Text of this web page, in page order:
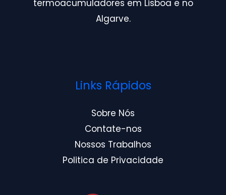
termoacumuladores em Lisboa e no
Algarve.
Links Rápidos
Sobre Nós
Contate-nos
Nossos Trabalhos
Politica de Privacidade